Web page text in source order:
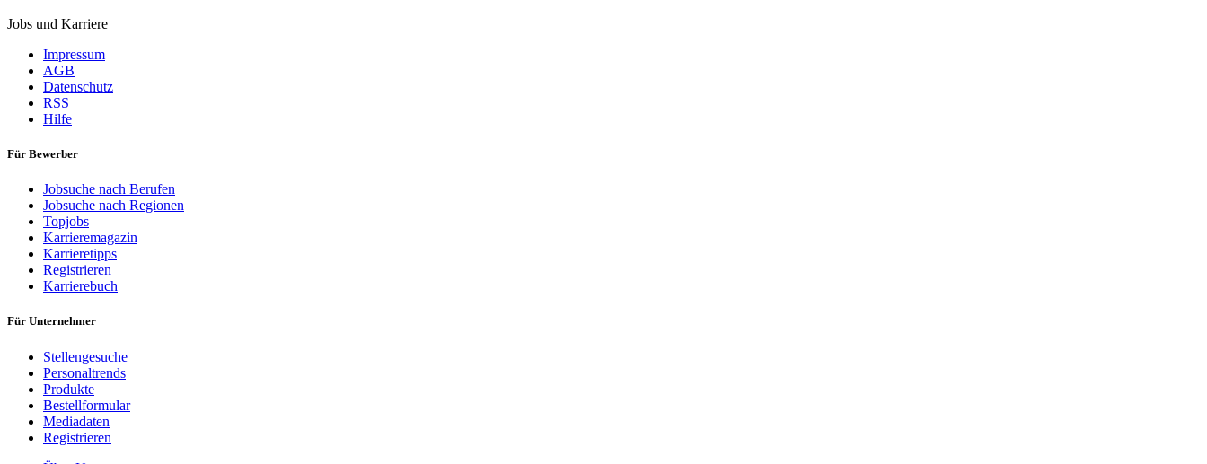
Jobs und Karriere
Impressum
AGB
Datenschutz
RSS
Hilfe
Für Bewerber
Jobsuche nach Berufen
Jobsuche nach Regionen
Topjobs
Karrieremagazin
Karrieretipps
Registrieren
Karrierebuch
Für Unternehmer
Stellengesuche
Personaltrends
Produkte
Bestellformular
Mediadaten
Registrieren